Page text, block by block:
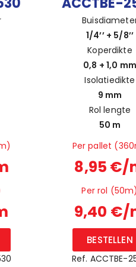
1/4’’ + 5/8’’
Koperdikte
0,8 + 1,0 mm
Isolatiedikte
9 mm
Rol lengte
50 m
Per pallet
8,95 €/
Per rol (50m)
9,40 €/
BESTELLEN
Ref. ACCTBE-